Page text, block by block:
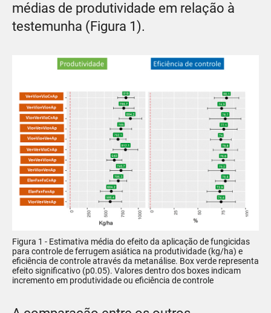
médias de produtividade em relação à
testemunha (Figura 1).
Figura 1 - Estimativa média do efeito da aplicação de fungicidas
para controle de ferrugem asiática na produtividade (kg/ha) e
eficiência de controle através da metanálise. Box verde representa
efeito significativo (p0.05). Valores dentro dos boxes indicam
incremento em produtividade ou eficiência de controle